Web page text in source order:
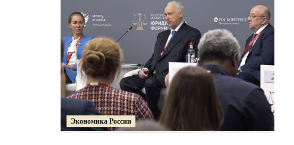
Экономика России